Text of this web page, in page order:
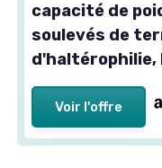
capacité de
soulevés de
d'haltérophilie,
Voir l'offre